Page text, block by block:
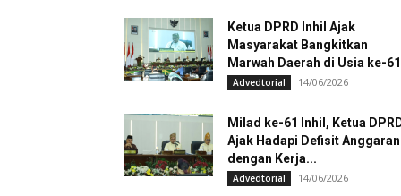
Ketua DPRD Inhil Ajak
Masyarakat Bangkitkan
Marwah Daerah di Usia ke-61
Advedtorial 14/06/2026
Milad ke-61 Inhil, Ketua
Ajak Hadapi Defisit Anggaran
dengan Kerja...
Advedtorial 14/06/2026